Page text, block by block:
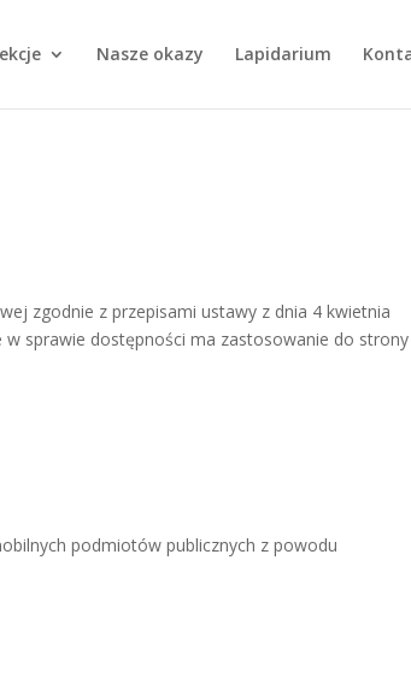
Nasze okazy Lapidarium
zgodnie z przepisami ustawy z dnia 4 kwietnia
sprawie dostępności ma zastosowanie do strony
podmiotów publicznych z powodu